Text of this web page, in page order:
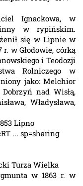
Ignackowa, w
w rypińskim.
się w Lipnie w
r. w Głodowie, córką
i Teodozji
Rolniczego w
jako: Melchior
nad Wisłą,
Władysława,
Lipno
... sp=sharing
Turza Wielka
w 1863 r. w